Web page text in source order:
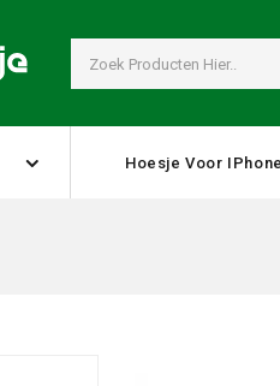
Hoesje Voor